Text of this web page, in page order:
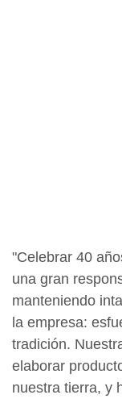
"Celebrar 40
una gran
manteniendo
la empresa:
tradición.
elaborar
nuestra tierra, y